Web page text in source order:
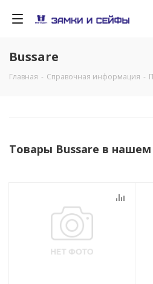
Bussare
Главная - Справочная информация -
Товары Bussare в нашем